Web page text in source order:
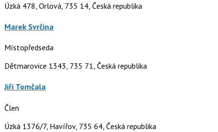
Úzká 478, Orlová, 735 14, Česká republika
Marek Svrčina
Místopředseda
Dětmarovice 1343, 735 71, Česká republika
Jiří Tomčala
Člen
Úzká 1376/7, Havířov, 735 64, Česká republika